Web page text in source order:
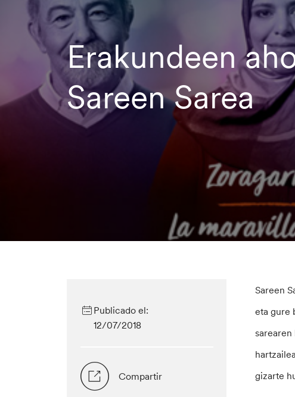
Erakundeen
Sareen Sarea
Publicado el:
12/07/2018
Compartir
Sareen
eta gure
gizarte